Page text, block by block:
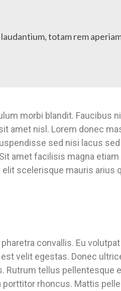
totam rem
morbi blandit. Faucibus
amet nisl. Lorem donec
sed nisi lacus
amet facilisis magna etiam
scelerisque mauris arius
convallis. Eu
velit egestas. Donec
Rutrum tellus pellentesque
rhoncus. Mattis